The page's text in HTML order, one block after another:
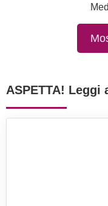
ASPETTA! Leggi